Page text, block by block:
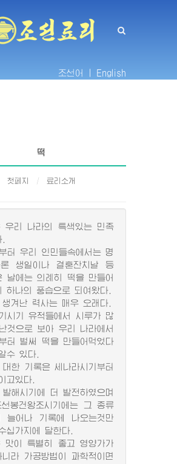
조선어 | English
떡
첫페지 료리소개
리 나라의 특색있는 민족
우리 인민들속에서는 명
생일이나 결혼잔치날 등
날에는 의례히 떡을 만들어
하나의 풍습으로 되여왔다.
겨난 력사는 매우 오래다.
기 유적들에서 시루가 많
것으로 보아 우리 나라에서
터 벌써 떡을 만들어먹었다
수 있다.
한 기록은 세나라시기부터
고있다.
해시기에 더 발전하였으며
선봉건왕조시기에는 그 종류
늘어나 기록에 나오는것만
십가지에 달한다.
이 특별히 좋고 영양가가
니라 가공방법이 과학적이면